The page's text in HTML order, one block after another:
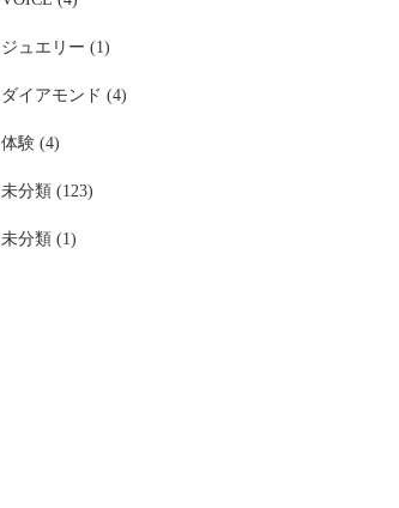
ジュエリー (1)
ダイアモンド (4)
体験 (4)
未分類 (123)
未分類 (1)